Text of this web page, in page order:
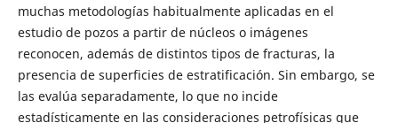
muchas metodologías habitualmente aplicadas en el
estudio de pozos a partir de núcleos o imágenes
reconocen, además de distintos tipos de fracturas, la
presencia de superficies de estratificación. Sin embargo, se
las evalúa separadamente, lo que no incide
estadísticamente en las consideraciones petrofísicas que